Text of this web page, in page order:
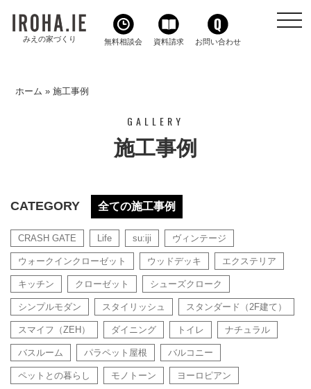
みえの家づくり 無料相談会 資料請求 お問い合わせ
ホーム »施工事例
GALLERY
施工事例
CATEGORY 全ての施工事例
CRASH GATE Life su:iji ヴィンテージ
ウォークインクローゼット ウッドデッキ エクステリア
キッチン クローゼット シューズクローク
シンプルモダン スタイリッシュ スタンダード（2F建て）
スマイフ（ZEH） ダイニング トイレ ナチュラル
バスルーム パラペット屋根 バルコニー
ペットとの暮らし モノトーン ヨーロピアン